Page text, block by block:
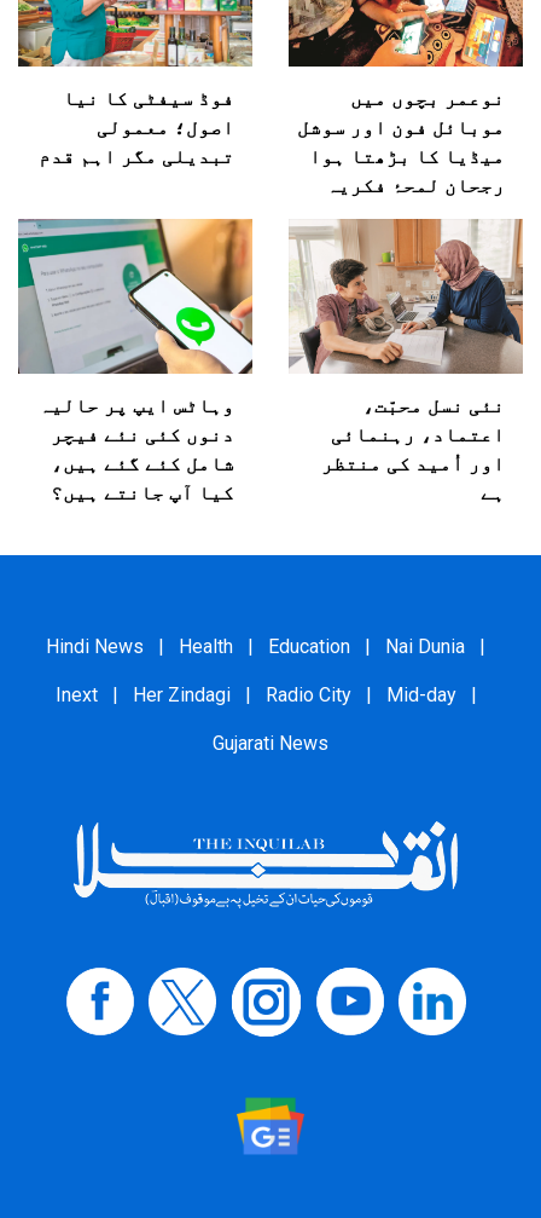
نوعمر بچوں میں
موبائل فون اور سوشل
میڈیا کا بڑھتا ہوا
رجحان لمحۂ فکریہ
فوڈ سیفٹی کا نیا
اصول؛ معمولی
تبدیلی مگر اہم قدم
نئی نسل محبّت،
اعتماد، رہنمائی
اور اُمید کی منتظر
ہے
وہاٹس ایپ پر حالیہ
دنوں کئی نئے فیچر
شامل کئے گئے ہیں،
کیا آپ جانتے ہیں؟
Hindi News | Health | Education | Nai Dunia |
Inext | Her Zindagi | Radio City | Mid-day |
Gujarati News